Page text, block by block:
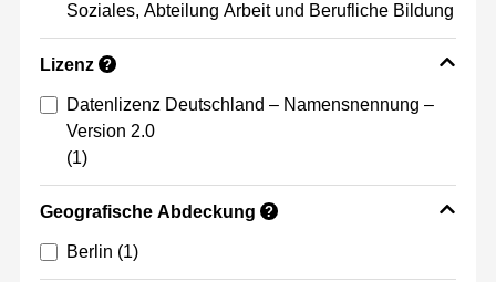
Soziales, Abteilung Arbeit und Berufliche Bildung
Lizenz ?
Datenlizenz Deutschland – Namensnennung –
Version 2.0
(1)
Geografische Abdeckung ?
Berlin (1)